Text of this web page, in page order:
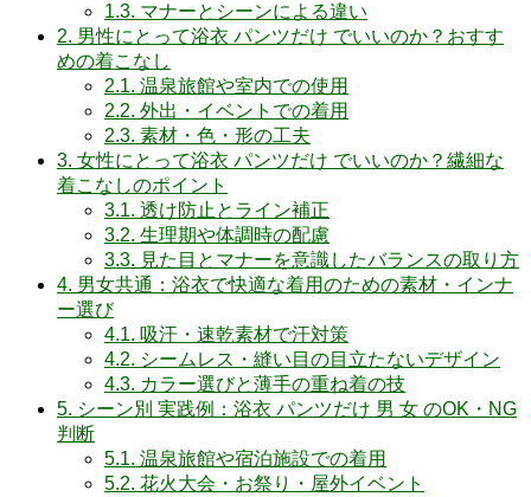
1.3. マナーとシーンによる違い
2. 男性にとって浴衣 パンツだけ でいいのか？おすす
めの着こなし
2.1. 温泉旅館や室内での使用
2.2. 外出・イベントでの着用
2.3. 素材・色・形の工夫
3. 女性にとって浴衣 パンツだけ でいいのか？繊細な
着こなしのポイント
3.1. 透け防止とライン補正
3.2. 生理期や体調時の配慮
3.3. 見た目とマナーを意識したバランスの取り方
4. 男女共通：浴衣で快適な着用のための素材・インナ
ー選び
4.1. 吸汗・速乾素材で汗対策
4.2. シームレス・縫い目の目立たないデザイン
4.3. カラー選びと薄手の重ね着の技
5. シーン別 実践例：浴衣 パンツだけ 男 女 のOK・NG
判断
5.1. 温泉旅館や宿泊施設での着用
5.2. 花火大会・お祭り・屋外イベント